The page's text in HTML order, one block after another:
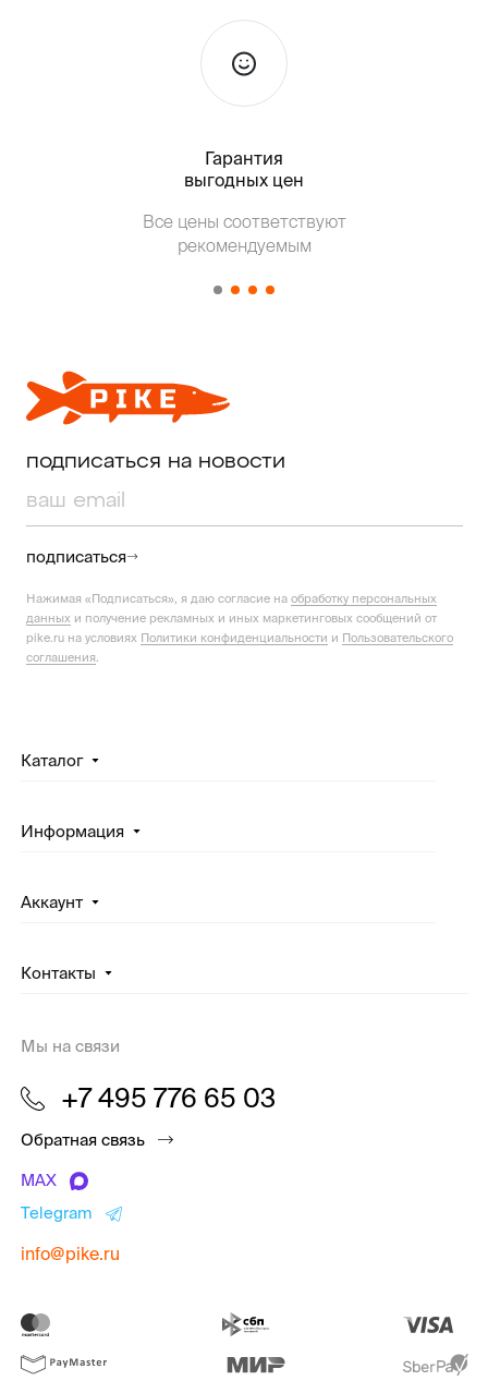
Гарантия
выгодных цен
Все цены соответствуют
рекомендуемым
подписаться на новости
подписаться
Нажимая «Подписаться», я даю согласие на обработку персональных
данных и получение рекламных и иных маркетинговых сообщений от
pike.ru на условиях Политики конфиденциальности и Пользовательского
соглашения
Каталог
Информация
Аккаунт
Контакты
Мы на связи
+7 495 776 65 03
Обратная связь
MAX
Telegram
info@pike.ru